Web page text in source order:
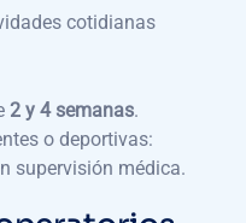
cotidianas
2 y 4 semanas.
o deportivas:
supervisión médica.